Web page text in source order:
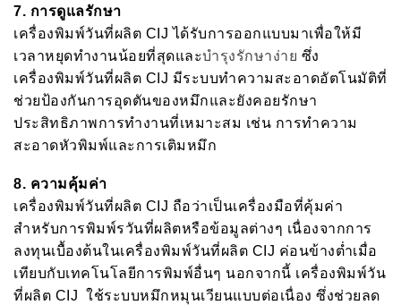
7. การดูแลรักษา
เครื่องพิมพ์วันที่ผลิต CIJ ได้รับการออกแบบมาเพื่อให้มี
เวลาหยุดทำงานน้อยที่สุดและบำรุงรักษาง่าย ซึ่ง
เครื่องพิมพ์วันที่ผลิต CIJ มีระบบทำความสะอาดอัตโนมัติที่
ช่วยป้องกันการอุดตันของหมึกและยังคอยรักษา
ประสิทธิภาพการทำงานที่เหมาะสม เช่น การทำความ
สะอาดหัวพิมพ์และการเติมหมึก
8. ความคุ้มค่า
เครื่องพิมพ์วันที่ผลิต CIJ ถือว่าเป็นเครื่องมือที่คุ้มค่า
สำหรับการพิมพ์รวันที่ผลิตหรือข้อมูลต่างๆ เนื่องจากการ
ลงทุนเบื้องต้นในเครื่องพิมพ์วันที่ผลิต CIJ ค่อนข้างต่ำเมื่อ
เทียบกับเทคโนโลยีการพิมพ์อื่นๆ นอกจากนี้ เครื่องพิมพ์วัน
ที่ผลิต CIJ ใช้ระบบหมึกหมุนเวียนแบบต่อเนื่อง ซึ่งช่วยลด